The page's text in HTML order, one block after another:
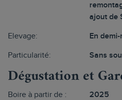
ajout de
Elevage: En
Particularité: Sans
Dégustation et
Boire à partir de : 2025